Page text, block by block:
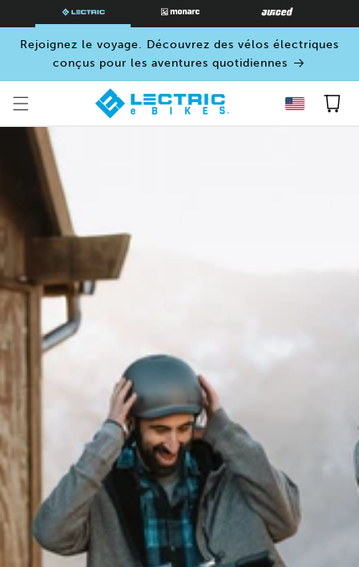
Rejoignez le voyage. Découvrez des vélos électriques
conçus pour les aventures quotidiennes
Panier